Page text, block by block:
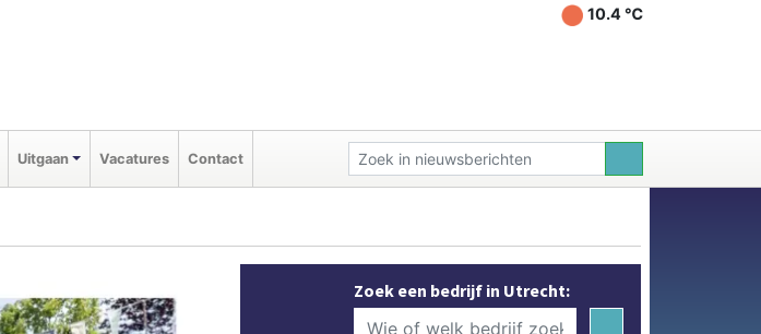
10.4 ℃
Uitgaan Vacatures Contact
Zoek een bedrijf in Utrecht: